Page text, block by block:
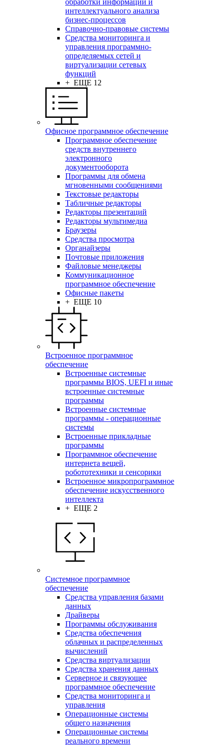
интеллектуального анализа
бизнес-процессов
Справочно-правовые системы
Средства мониторинга и
управления программно-
определяемых сетей и
виртуализации сетевых
функций
+ ЕЩЕ 12
Офисное программное обеспечение
Программное обеспечение
средств внутреннего
электронного
документооборота
Программы для обмена
мгновенными сообщениями
Текстовые редакторы
Табличные редакторы
Редакторы презентаций
Редакторы мультимедиа
Браузеры
Средства просмотра
Органайзеры
Почтовые приложения
Файловые менеджеры
Коммуникационное
программное обеспечение
Офисные пакеты
+ ЕЩЕ 10
Встроенное программное
обеспечение
Встроенные системные
программы BIOS, UEFI и иные
встроенные системные
программы
Встроенные системные
программы - операционные
системы
Встроенные прикладные
программы
Программное обеспечение
интернета вещей,
робототехники и сенсорики
Встроенное микропрограммное
обеспечение искусственного
интеллекта
+ ЕЩЕ 2
Системное программное
обеспечение
Средства управления базами
данных
Драйверы
Программы обслуживания
Средства обеспечения
облачных и распределенных
вычислений
Средства виртуализации
Средства хранения данных
Серверное и связующее
программное обеспечение
Средства мониторинга и
управления
Операционные системы
общего назначения
Операционные системы
реального времени